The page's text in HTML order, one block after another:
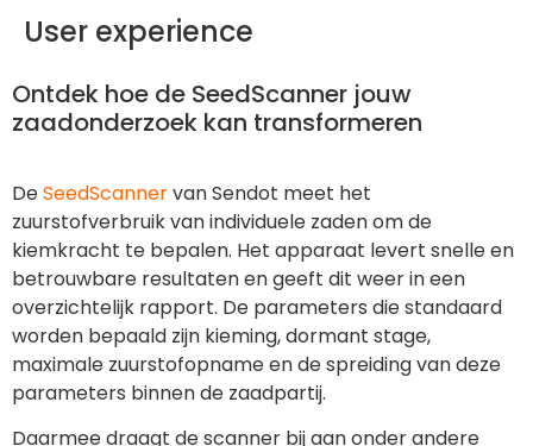
User experience
Ontdek hoe de SeedScanner jouw
zaadonderzoek kan transformeren
DeSeedScannervan Sendot meet het
zuurstofverbruik van individuele zaden om de
kiemkracht te bepalen. Het apparaat levert snelle en
betrouwbare resultaten en geeft dit weer in een
overzichtelijk rapport. De parameters die standaard
worden bepaald zijn kieming, dormant stage,
maximale zuurstofopname en de spreiding van deze
parameters binnen de zaadpartij.
Daarmee draagt de scanner bij aan onder andere